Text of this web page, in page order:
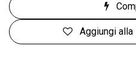
Aggiungi